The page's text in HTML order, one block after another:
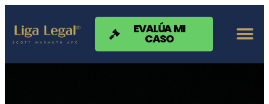
Nota:
sitio
web
EVALÚA MI
CASO